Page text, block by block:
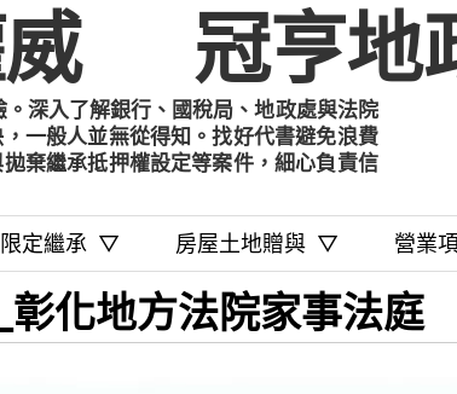
冠亨地
深入了解銀行、國稅局、地政處與法院
一般人並無從得知。找好代書避免浪費
棄繼承抵押權設定等案件，細心負責信
定繼承 ▽ 房屋土地贈與 ▽ 營業
化地方法院家事法庭